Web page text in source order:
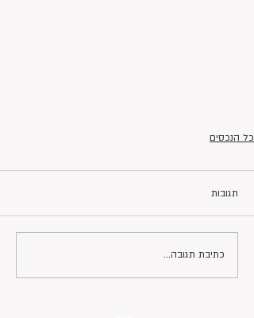
כל הנכסים
תגובות
כתיבת תגובה...